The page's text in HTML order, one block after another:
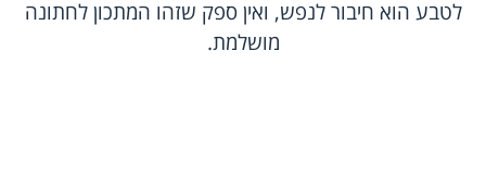
לטבע הוא חיבור לנפש, ואין ספק שזהו המתכון לחתונה
מושלמת.